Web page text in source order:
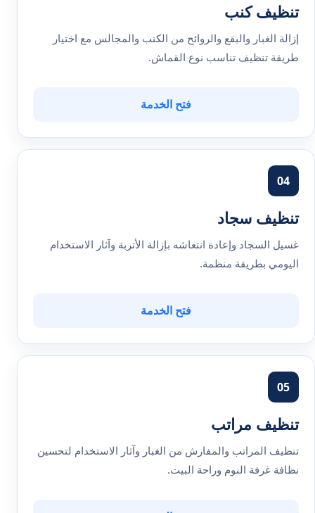
تنظيف كنب
إزالة الغبار والبقع والروائح من الكنب والمجالس مع اختيار
طريقة تنظيف تناسب نوع القماش.
فتح الخدمة
04
تنظيف سجاد
غسيل السجاد وإعادة انتعاشه بإزالة الأتربة وآثار الاستخدام
اليومي بطريقة منظمة.
فتح الخدمة
05
تنظيف مراتب
تنظيف المراتب والمفارش من الغبار وآثار الاستخدام لتحسين
نظافة غرفة النوم وراحة البيت.